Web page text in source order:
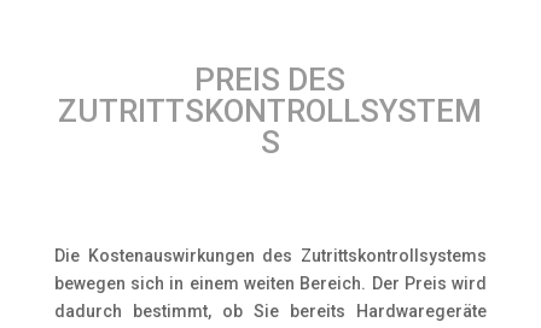
PREIS DES
ZUTRITTSKONTROLLSYSTEM
S
Die Kostenauswirkungen des Zutrittskontrollsystems
bewegen sich in einem weiten Bereich. Der Preis wird
dadurch bestimmt, ob Sie bereits Hardwaregeräte